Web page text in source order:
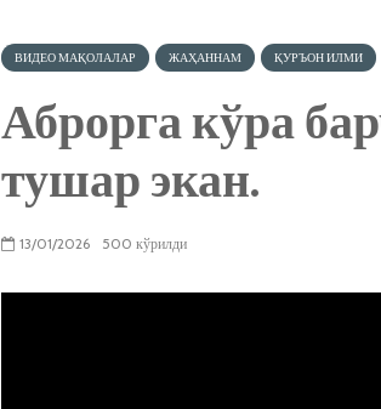
ВИДЕО МАҚОЛАЛАР ЖАҲАННАМ ҚУРЪОН ИЛМИ
Аброрга кўра
тушар экан.
13/01/2026 500 кўрилди